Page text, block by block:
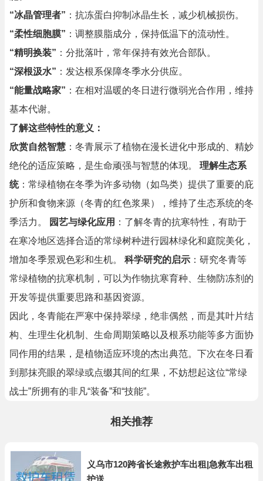
“冰晶管理者” ：抗冻蛋白抑制冰晶生长，减少机械损伤。
“柔性细胞膜” ：调整膜脂成分，保持低温下的流动性。
“精明换装” ：分批落叶，常年保持有效光合部队。
“深根汲水” ：发达根系保障冬季水分供应。
“能量战略家” ：在相对温暖的冬日进行微弱光合作用，维持
基本代谢。
了解这些特性的意义：
欣赏自然智慧 ：冬青展示了植物在漫长进化中形成的、精妙
绝伦的适应策略，是生命顽强与智慧的体现。 理解生态系
统：常绿植物在冬季为许多动物（如鸟类）提供了重要的庇
护所和食物来源（冬青的红色浆果），维持了生态系统的冬
季活力。
园艺与绿化应用 ：了解冬青的抗寒特性，有助于
在寒冷地区选择合适的常绿树种进行园林绿化和庭院美化，
增加冬季景观色彩和生机。 科学研究的启示 ：研究冬青等
常绿植物的抗寒机制，可以为作物抗寒育种、生物防冻剂的
开发等提供重要思路和基因资源。
因此，冬青能在严寒中保持翠绿，绝非偶然，而是其叶片结
构、生理生化机制、生命周期策略以及根系功能等多方面协
同作用的结果，是植物适应环境的杰出典范。下次在冬日看
到那抹亮眼的翠绿或点缀其间的红果，不妨想起这位“常绿
战士”所拥有的非凡“装备”和“技能”。
相关推荐
义乌市120跨省长途救护车出租|急救车出租
护送